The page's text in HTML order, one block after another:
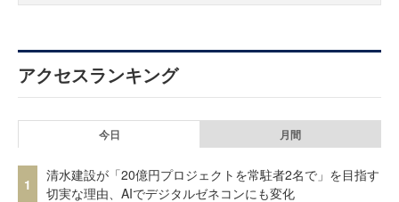
アクセスランキング
今日 月間
1
清水建設が「20億円プロジェクトを常駐者2名で」を目指す
切実な理由、AIでデジタルゼネコンにも変化